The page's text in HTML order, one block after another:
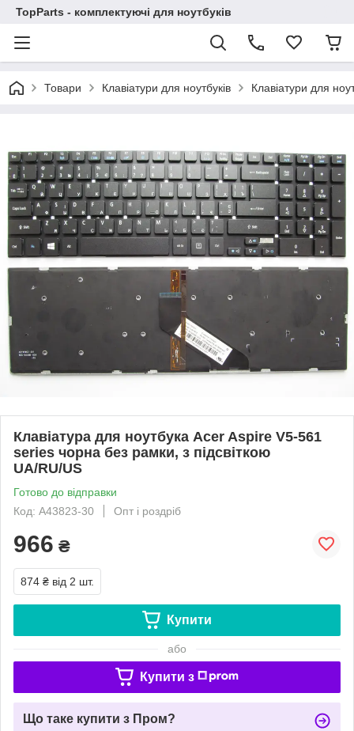
TopParts - комплектуючі для ноутбуків
Товари Клавіатури для ноутбуків Клавіатури для
Клавіатура для ноутбука Acer Aspire V5-561
series чорна без рамки, з підсвіткою
UA/RU/US
Готово до відправки
Код: A43823-30
Опт і роздріб
966 ₴
874 ₴ від 2 шт.
Купити
або
Купити з
Що таке купити з Пром?